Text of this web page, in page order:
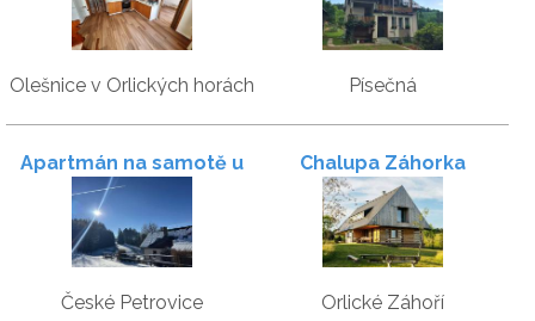
Olešnice v Orlických horách Písečná
Apartmán na samotě u
lesa
České Petrovice
Chalupa Záhorka
Orlické Záhoří